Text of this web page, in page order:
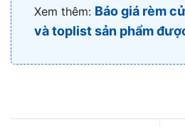
Xem thêm: Báo giá rèm
và toplist sản phẩm